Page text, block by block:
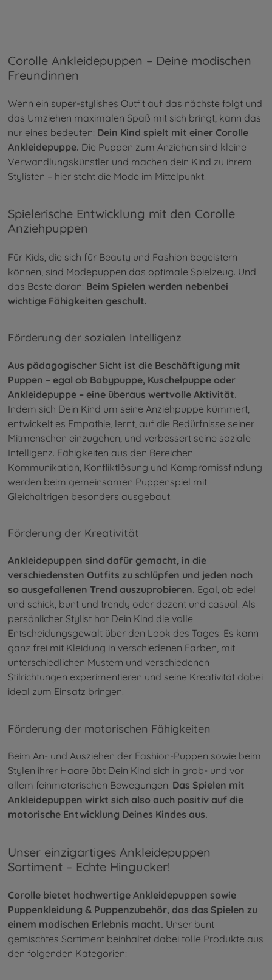
Corolle Ankleidepuppen – Deine modischen
Freundinnen
Wenn ein super-stylishes Outfit auf das nächste folgt und
das Umziehen maximalen Spaß mit sich bringt, kann das
nur eines bedeuten: Dein Kind spielt mit einer Corolle
Ankleidepuppe. Die Puppen zum Anziehen sind kleine
Verwandlungskünstler und machen dein Kind zu ihrem
Stylisten – hier steht die Mode im Mittelpunkt!
Spielerische Entwicklung mit den Corolle
Anziehpuppen
Für Kids, die sich für Beauty und Fashion begeistern
können, sind Modepuppen das optimale Spielzeug. Und
das Beste daran: Beim Spielen werden nebenbei
wichtige Fähigkeiten geschult.
Förderung der sozialen Intelligenz
Aus pädagogischer Sicht ist die Beschäftigung mit
Puppen – egal ob Babypuppe, Kuschelpuppe oder
Ankleidepuppe – eine überaus wertvolle Aktivität.
Indem sich Dein Kind um seine Anziehpuppe kümmert,
entwickelt es Empathie, lernt, auf die Bedürfnisse seiner
Mitmenschen einzugehen, und verbessert seine soziale
Intelligenz. Fähigkeiten aus den Bereichen
Kommunikation, Konfliktlösung und Kompromissfindung
werden beim gemeinsamen Puppenspiel mit
Gleichaltrigen besonders ausgebaut.
Förderung der Kreativität
Ankleidepuppen sind dafür gemacht, in die
verschiedensten Outfits zu schlüpfen und jeden noch
so ausgefallenen Trend auszuprobieren. Egal, ob edel
und schick, bunt und trendy oder dezent und casual: Als
persönlicher Stylist hat Dein Kind die volle
Entscheidungsgewalt über den Look des Tages. Es kann
ganz frei mit Kleidung in verschiedenen Farben, mit
unterschiedlichen Mustern und verschiedenen
Stilrichtungen experimentieren und seine Kreativität dabei
ideal zum Einsatz bringen.
Förderung der motorischen Fähigkeiten
Beim An- und Ausziehen der Fashion-Puppen sowie beim
Stylen ihrer Haare übt Dein Kind sich in grob- und vor
allem feinmotorischen Bewegungen. Das Spielen mit
Ankleidepuppen wirkt sich also auch positiv auf die
motorische Entwicklung Deines Kindes aus.
Unser einzigartiges Ankleidepuppen
Sortiment – Echte Hingucker!
Corolle bietet hochwertige Ankleidepuppen sowie
Puppenkleidung & Puppenzubehör, das das Spielen zu
einem modischen Erlebnis macht. Unser bunt
gemischtes Sortiment beinhaltet dabei tolle Produkte aus
den folgenden Kategorien: